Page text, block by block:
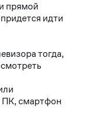
прямой
идти
тогда,
ПК, смартфон